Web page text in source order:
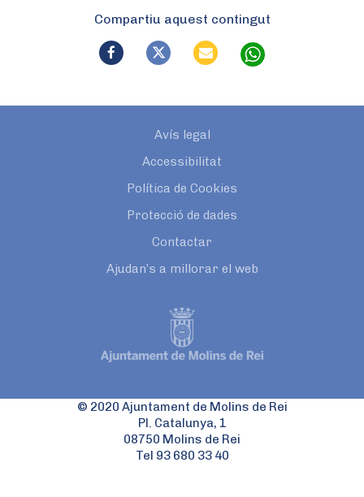
Compartiu aquest contingut
Avís legal
Accessibilitat
Política de Cookies
Protecció de dades
Contactar
Ajudan’s a millorar el web
© 2020 Ajuntament de Molins de Rei
Pl. Catalunya, 1
08750 Molins de Rei
Tel 93 680 33 40